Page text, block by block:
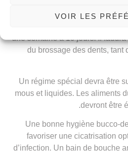
VOIR LES
Un pansement parodontal sera
une semaine à 10 jours. Il
du brossage des dents, tant
Un régime spécial devra être
mous et liquides. Les aliments
devront être
Une bonne hygiène bucco-
favoriser une cicatrisation
d’infection. Un bain de bouche